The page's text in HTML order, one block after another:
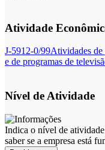
Atividade
J-5912-0/99Atividades de
e de programas de
Nível de Atividade
Indica o nível de
saber se a empresa está